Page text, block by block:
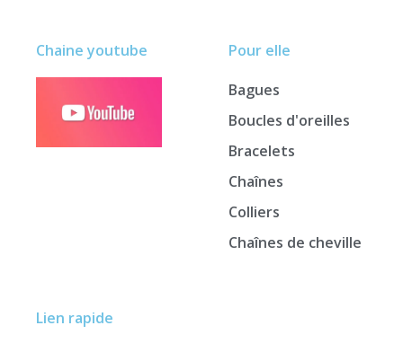
Lien rapide
Pour elle
Bagues
Boucles d'oreilles
Bracelets
Chaînes
Colliers
Chaînes de cheville
Chaine youtube